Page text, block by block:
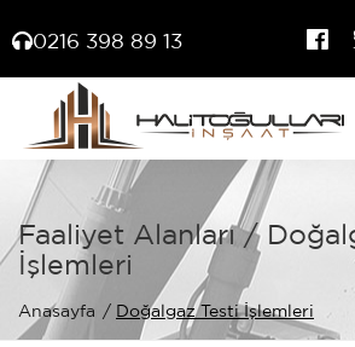
0216 398 89 13
Faaliyet Alanları /
İşlemleri
Anasayfa Doğalgaz Testi İşlemleri